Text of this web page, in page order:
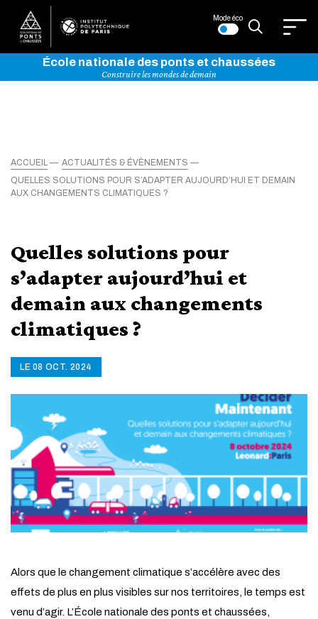
Mode éco
École nationale des ponts et chaussées
Construire les mondes de demain
ACCUEIL
ACTUALITÉS & ÉVÈNEMENTS
QUELLES SOLUTIONS POUR S’ADAPTER AUJOURD’HUI ET DEMAIN
AUX CHANGEMENTS CLIMATIQUES ?
Quelles solutions pour
s’adapter aujourd’hui et
demain aux changements
climatiques ?
LE 08 OCT. 2024
Alors que le changement climatique s’accélère avec des
effets de plus en plus visibles sur nos territoires, le temps est
venu d’agir. L’École nationale des ponts et chaussées,